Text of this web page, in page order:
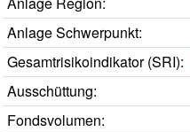
Anlage Schwerpunkt:
Gesamtrisikoindikator (SRI):
Ausschüttung:
Fondsvolumen: